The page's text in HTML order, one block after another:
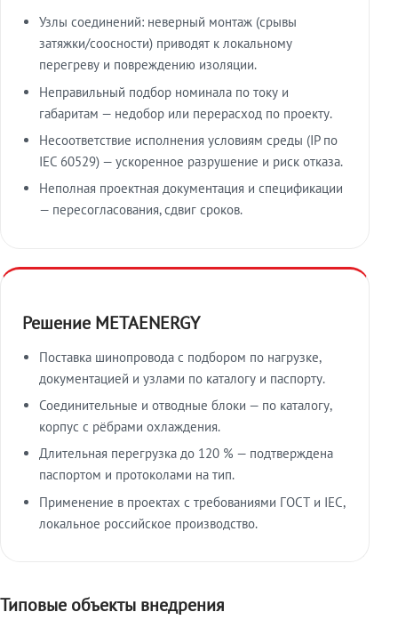
Узлы соединений: неверный монтаж (срывы
затяжки/соосности) приводят к локальному
перегреву и повреждению изоляции.
Неправильный подбор номинала по току и
габаритам — недобор или перерасход по проекту.
Несоответствие исполнения условиям среды (IP по
IEC 60529) — ускоренное разрушение и риск отказа.
Неполная проектная документация и спецификации
— пересогласования, сдвиг сроков.
Решение METAENERGY
Поставка шинопровода с подбором по нагрузке,
документацией и узлами по каталогу и паспорту.
Соединительные и отводные блоки — по каталогу,
корпус с рёбрами охлаждения.
Длительная перегрузка до 120 % — подтверждена
паспортом и протоколами на тип.
Применение в проектах с требованиями ГОСТ и IEC,
локальное российское производство.
Типовые объекты внедрения